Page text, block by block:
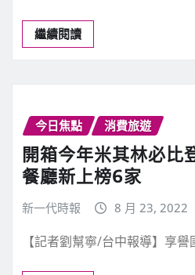
繼續閱讀
今日焦點 消費旅遊
開箱今年米其林必比
餐廳新上榜6家
新一代時報 8 月 23, 2022
【記者劉幫寧/台中報導】享